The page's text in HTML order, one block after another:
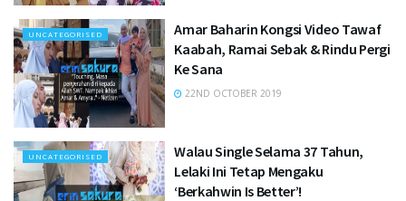
UNCATEGORISED
Amar Baharin Kongsi Video Tawaf
Kaabah, Ramai Sebak & Rindu Pergi
Ke Sana
22ND OCTOBER 2019
UNCATEGORISED
Walau Single Selama 37 Tahun,
Lelaki Ini Tetap Mengaku
‘Berkahwin Is Better’!